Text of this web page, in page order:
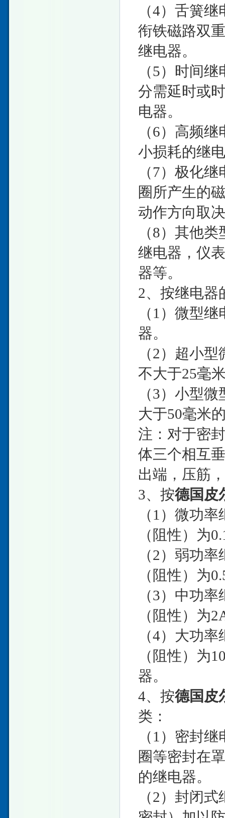
（4）舌簧
衔铁磁路双
继电器。
（5）时间
分需延时或
电器。
（6）高频
小损耗的继
（7）极化
圈所产生的
动作方向取
（8）其他
继电器，仪
器等。
2、按继电器
（1）微型
器。
（2）超小
不大于25毫
（3）小型
大于50毫米
注：对于密
体三个相互
出端，压筋
3、按德国皮
（1）微功
（阻性）为
（2）弱功
（阻性）为
（3）中功
（阻性）为
（4）大功
（阻性）为
器。
4、按德国皮
类：
（1）密封
圈等密封在
的继电器。
（2）封闭